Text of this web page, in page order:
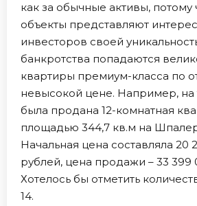
как за обычные активы, потому
объекты представляют
инвесторов своей
банкротства попадаются
квартиры премиум-класса по
невысокой цене. Например, на
была продана 12-комнатная
площадью 344,7 кв.м на
Начальная цена составляла 20
рублей, цена продажи – 33 399
Хотелось бы отметить
14.